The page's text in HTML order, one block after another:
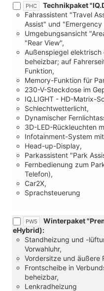
PHC
Technikpaket
Fahrassistent "Travel
Assist" und "Emergency
Umgebungsansicht
"Rear View",
Außenspiegel
beheizbar; auf
Funktion,
Memory-Funktion für
230-V-Steckdose im
IQ.LIGHT - HD-Matrix-
Schlechtwetterlicht,
Dynamischer
3D-LED-Rückleuchten
Infotainment-System
Head-up-Display,
Parkassistent "Park
Fernbedienung zum
Telefon),
Car2X,
Sprachsteuerung
PW5
Winterpaket
eHybrid):
Standheizung und -
Vorwahluhr,
Vordersitze und äußere
Frontscheibe in
beheizbar,
Lenkradheizung